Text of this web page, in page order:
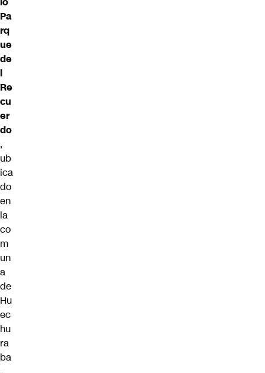
Pa
rq
ue
de
l
Re
cu
er
do
,
ub
ica
do
en
la
co
m
un
a
de
Hu
ec
hu
ra
ba